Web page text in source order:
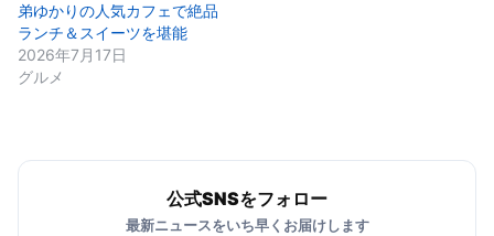
弟ゆかりの人気カフェで絶品
ランチ＆スイーツを堪能
2026年7月17日
グルメ
公式SNSをフォロー
最新ニュースをいち早くお届けします